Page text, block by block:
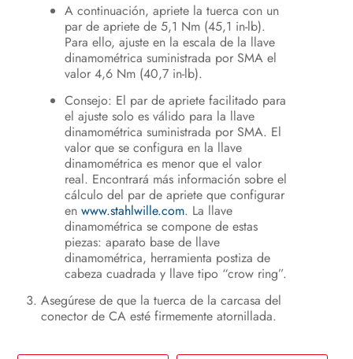
A continuación, apriete la tuerca con un
par de apriete de 5,1 Nm (45,1 in-lb).
Para ello, ajuste en la escala de la llave
dinamométrica suministrada por SMA el
valor 4,6 Nm (40,7 in-lb).
Consejo: El par de apriete facilitado para
el ajuste solo es válido para la llave
dinamométrica suministrada por SMA. El
valor que se configura en la llave
dinamométrica es menor que el valor
real. Encontrará más información sobre el
cálculo del par de apriete que configurar
enwww.stahlwille.com. La llave
dinamométrica se compone de estas
piezas: aparato base de llave
dinamométrica, herramienta postiza de
cabeza cuadrada y llave tipo “crow ring”.
Asegúrese de que la tuerca de la carcasa del
conector de CA esté firmemente atornillada.